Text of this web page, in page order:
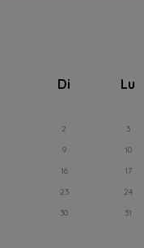
Di
Lu
2
3
9
10
16
17
23
24
30
31